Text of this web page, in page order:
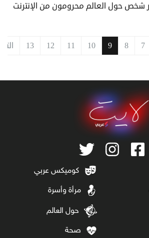
| 2.9 مليار شخص حول العالم محرومون من الإنترنت
7
8
9
10
11
12
13
كوميكس عربي
مرأة وأسرة
حول العالم
صحة